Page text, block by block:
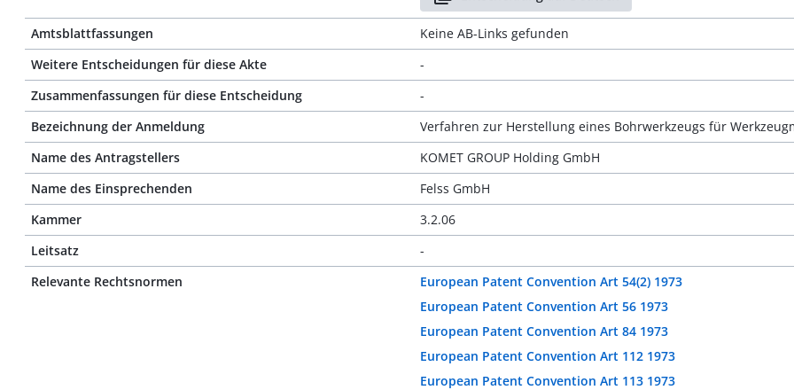
Amtsblattfassungen
Keine AB-Links gefunden
Weitere Entscheidungen für diese Akte
-
Zusammenfassungen für diese Entscheidung
-
Bezeichnung der Anmeldung
Verfahren zur Herstellung eines Bohrwerkzeugs für
Name des Antragstellers
KOMET GROUP Holding GmbH
Name des Einsprechenden
Felss GmbH
Kammer
3.2.06
Leitsatz
-
Relevante Rechtsnormen
European Patent Convention Art 54(2) 1973
European Patent Convention Art 56 1973
European Patent Convention Art 84 1973
European Patent Convention Art 112 1973
European Patent Convention Art 113 1973